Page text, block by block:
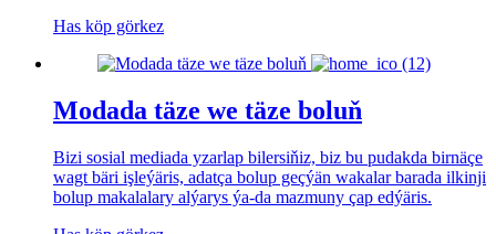
Has köp görkez
Modada täze we täze boluň
Bizi sosial mediada yzarlap bilersiňiz, biz bu pudakda birnäçe
wagt bäri işleýäris, adatça bolup geçýän wakalar barada ilkinji
bolup makalalary alýarys ýa-da mazmuny çap edýäris.